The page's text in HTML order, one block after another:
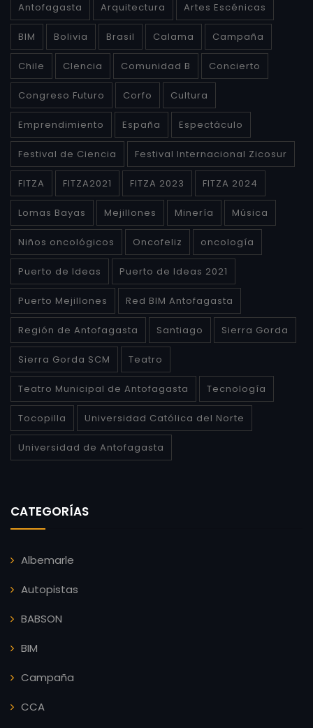
Antofagasta Arquitectura Artes Escénicas
BIM Bolivia Brasil Calama Campaña
Chile CIencia Comunidad B Concierto
Congreso Futuro Corfo Cultura
Emprendimiento España Espectáculo
Festival de Ciencia Festival Internacional Zicosur
FITZA FITZA2021 FITZA 2023 FITZA 2024
Lomas Bayas Mejillones Minería Música
Niños oncológicos Oncofeliz oncología
Puerto de Ideas Puerto de Ideas 2021
Puerto Mejillones Red BIM Antofagasta
Región de Antofagasta Santiago Sierra Gorda
Sierra Gorda SCM Teatro
Teatro Municipal de Antofagasta Tecnología
Tocopilla Universidad Católica del Norte
Universidad de Antofagasta
CATEGORÍAS
Albemarle
Autopistas
BABSON
BIM
Campaña
CCA